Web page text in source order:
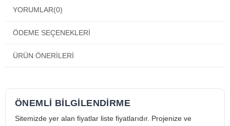
Kullanılır?
Soğuk oda sistemleri, ticari buzdolapları, soğutma dolapları ve
endüstriyel soğutma uygulamalarında yaygın olarak kullanılır. Basit ve
EVCO EV3L21N7 Dijital Termostatın Öne
algoritması, sıcaklık dalgalanmalarını azaltarak sistemin dengeli
kullanım avantajı sağlar.
YORUMLAR(0)
ÖDEME SEÇENEKLERI
ÜRÜN ÖNERILERI
ÖNEMLİ BİLGİLENDİRME
Sitemizde yer alan fiyatlar liste fiyatlarıdır. Projenize ve